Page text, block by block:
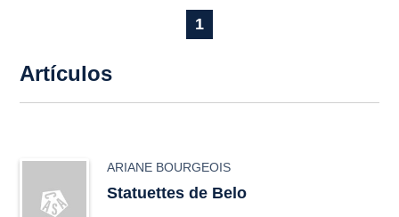
1
Artículos
ARIANE BOURGEOIS
Statuettes de Belo